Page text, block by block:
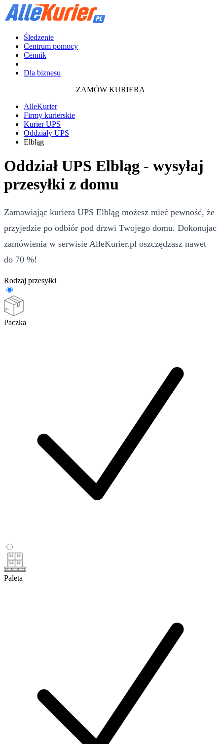
Śledzenie
Centrum pomocy
Cennik
Dla biznesu
ZAMÓW KURIERA
AlleKurier
Firmy kurierskie
Kurier UPS
Oddziały UPS
Elbląg
Oddział UPS Elbląg - wysyłaj
przesyłki z domu
Zamawiając kuriera UPS Elbląg możesz mieć pewność, że
przyjedzie po odbiór pod drzwi Twojego domu. Dokonujac
zamówienia w serwisie AlleKurier.pl oszczędzasz nawet
do 70 %!
Rodzaj przesyłki
Paczka
Paleta